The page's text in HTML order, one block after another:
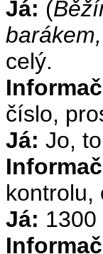
Já: (
celý.
číslo,
Já: Jo,
kontrolu,
Já: 1300